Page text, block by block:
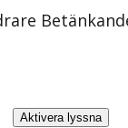
Aktivera lyssna